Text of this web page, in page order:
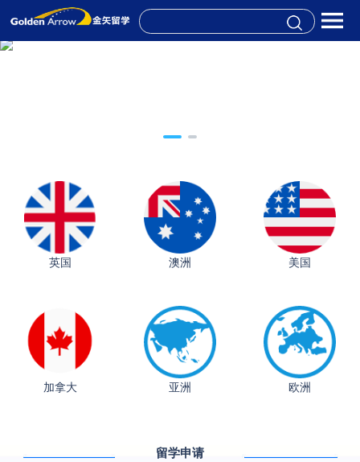
英国 澳洲 美国
加拿大 亚洲 欧洲
留学申请
从上海财大2+2到谢菲尔德：低均分逆袭QS百强金